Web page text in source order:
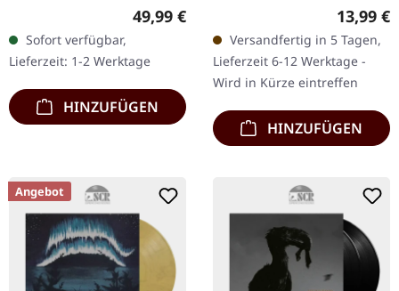
3-Gatefold-LP (180g Vinyl,
schwarz) inkl. bedruckter
Innenhüllen und…
Regulärer Preis:
49,99 €
Sofort verfügbar,
Lieferzeit: 1-2 Werktage
HINZUFÜGEN
Serviam Records. CD im
DigiPak. Aurora Borealis
schlagen mit
verheerender Präzision…
13,99 €
Versandfertig in 5 Tagen,
Lieferzeit 6-12 Werktage -
Wird in Kürze eintreffen
HINZUFÜGEN
Angebot